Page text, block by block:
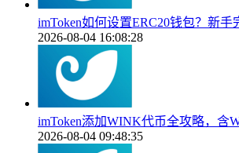
imToken如何设置ERC20钱包？新手
2026-08-04 16:08:28
imToken添加WINK代币全攻略，含
2026-08-04 09:48:35